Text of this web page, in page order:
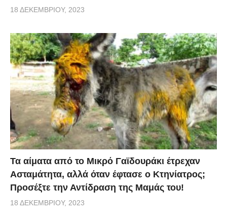
18 ΔΕΚΕΜΒΡΊΟΥ, 2023
Τα αίματα από το Μικρό Γαϊδουράκι έτρεχαν
Ασταμάτητα, αλλά όταν έφτασε ο Κτηνίατρος;
Προσέξτε την Αντίδραση της Μαμάς του!
18 ΔΕΚΕΜΒΡΊΟΥ, 2023